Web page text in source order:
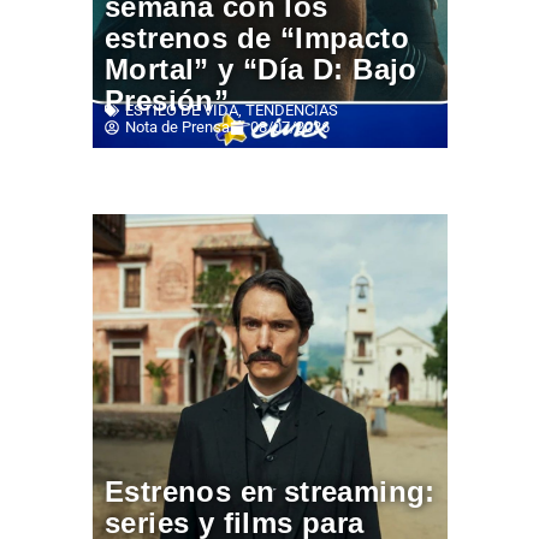
semana con los
estrenos de “Impacto
Mortal” y “Día D: Bajo
Presión”
ESTILO DE VIDA,TENDENCIAS
Nota de Prensa
08/07/2026
Estrenos en streaming:
series y films para